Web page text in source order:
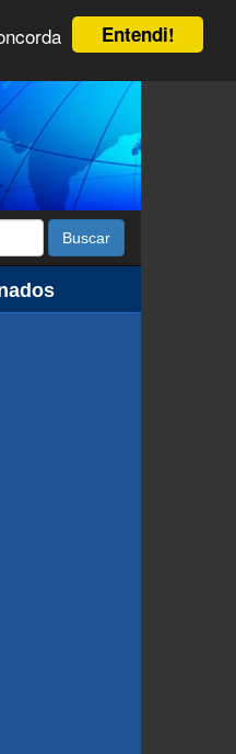
Entendi!
Buscar